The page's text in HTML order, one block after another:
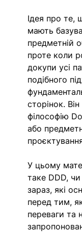
Ідея про те,
мають
предметній
проте коли
докупи усі
подібного
сторінок.
філософію
або
У цьому
таке DDD,
зараз, які
перед тим,
переваги та